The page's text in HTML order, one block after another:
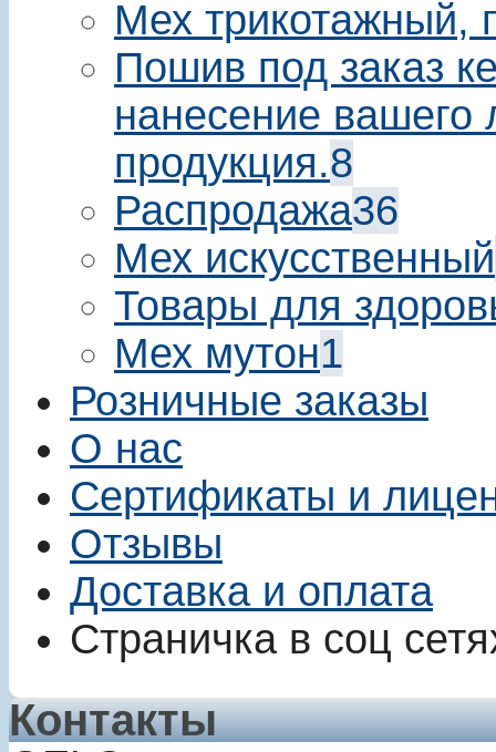
Мех трикотажный,
Пошив под заказ
нанесение вашего
продукция.8
Распродажа36
Мех искусственный
Товары для
Мех мутон1
Розничные заказы
О нас
Сертификаты и
Отзывы
Доставка и оплата
Страничка в соц
Контакты